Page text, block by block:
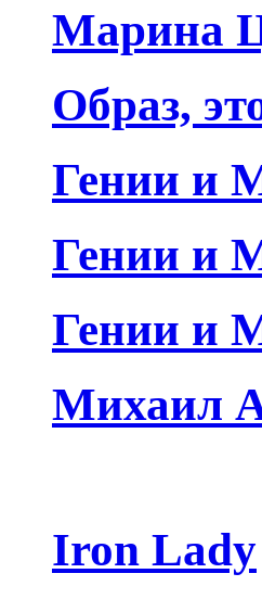
Марина
Образ,
Гении и
Гении и
Гении и
Михаил
Iron Lady